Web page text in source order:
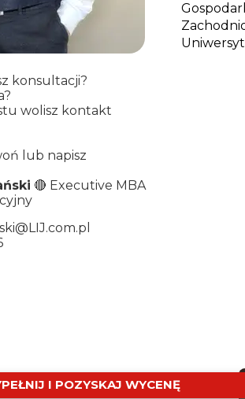
konsultacji?
wolisz kontakt
lub napisz
🔴 Executive MBA
I POZYSKAJ WYCENĘ